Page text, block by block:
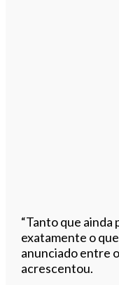
“Tanto que
exatamente o
anunciado entre
acrescentou.